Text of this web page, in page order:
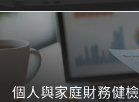
個人與家庭財務健檢